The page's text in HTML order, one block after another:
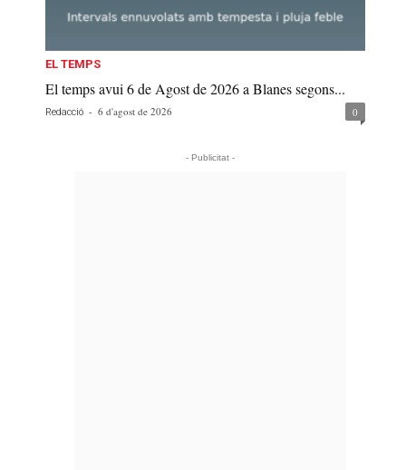
EL TEMPS
El temps avui 6 de Agost de 2026 a Blanes segons...
Redacció - 6 d'agost de 2026 0
- Publicitat -